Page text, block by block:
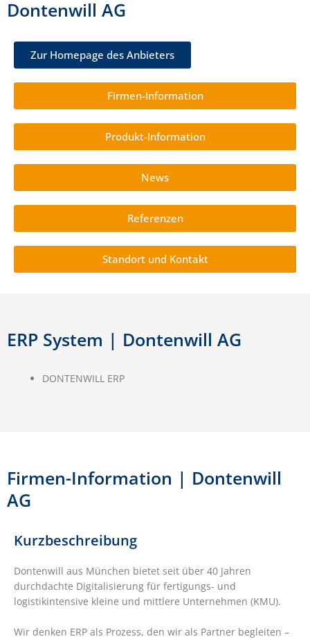
Dontenwill AG
Zur Homepage des Anbieters
Firmen-Information
Produkt-Information
News
Referenzen
Standort und Kontakt
ERP System | Dontenwill AG
DONTENWILL ERP
Firmen-Information | Dontenwill
AG
Kurzbeschreibung
Dontenwill aus München bietet seit über 40 Jahren
durchdachte Digitalisierung für fertigungs- und
logistikintensive kleine und mittlere Unternehmen (KMU).
Wir denken ERP als Prozess, den wir als Partner begleiten –